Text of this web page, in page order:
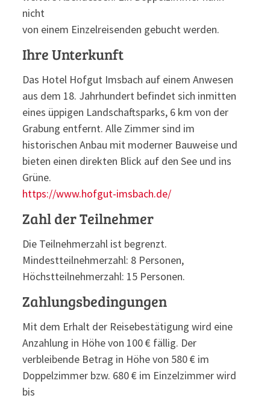
nicht
von einem Einzelreisenden gebucht werden.
Ihre Unterkunft
Das Hotel Hofgut Imsbach auf einem Anwesen
aus dem 18. Jahrhundert befindet sich inmitten
eines üppigen Landschaftsparks, 6 km von der
Grabung entfernt. Alle Zimmer sind im
historischen Anbau mit moderner Bauweise und
bieten einen direkten Blick auf den See und ins
Grüne.
https://www.hofgut-imsbach.de/
Zahl der Teilnehmer
Die Teilnehmerzahl ist begrenzt.
Mindestteilnehmerzahl: 8 Personen,
Höchstteilnehmerzahl: 15 Personen.
Zahlungsbedingungen
Mit dem Erhalt der Reisebestätigung wird eine
Anzahlung in Höhe von 100 € fällig. Der
verbleibende Betrag in Höhe von 580 € im
Doppelzimmer bzw. 680 € im Einzelzimmer wird
bis